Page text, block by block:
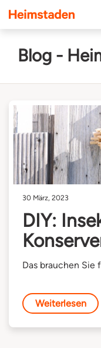
Blog -
30 März, 2023
DIY:
Das brauchen Sie
Weiterlesen